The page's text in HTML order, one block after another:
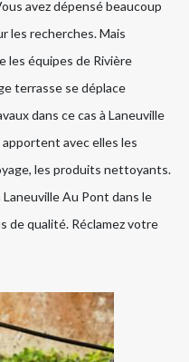
avez dépensé beaucoup
les recherches. Mais
les équipes de Rivière
terrasse se déplace
dans ce cas à Laneuville
avec elles les
les produits nettoyants.
Au Pont dans le
de qualité. Réclamez votre